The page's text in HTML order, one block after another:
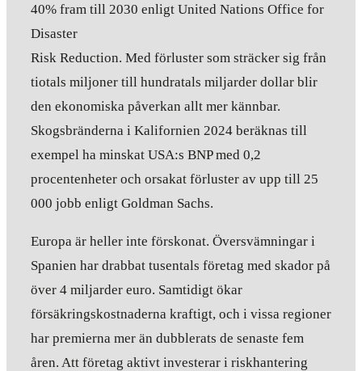
40% fram till 2030 enligt United Nations Office for
Disaster
Risk Reduction. Med förluster som sträcker sig från
tiotals miljoner till hundratals miljarder dollar blir
den ekonomiska påverkan allt mer kännbar.
Skogsbränderna i Kalifornien 2024 beräknas till
exempel ha minskat USA:s BNP med 0,2
procentenheter och orsakat förluster av upp till 25
000 jobb enligt Goldman Sachs.
Europa är heller inte förskonat. Översvämningar i
Spanien har drabbat tusentals företag med skador på
över 4 miljarder euro. Samtidigt ökar
försäkringskostnaderna kraftigt, och i vissa regioner
har premierna mer än dubblerats de senaste fem
åren. Att företag aktivt investerar i riskhantering